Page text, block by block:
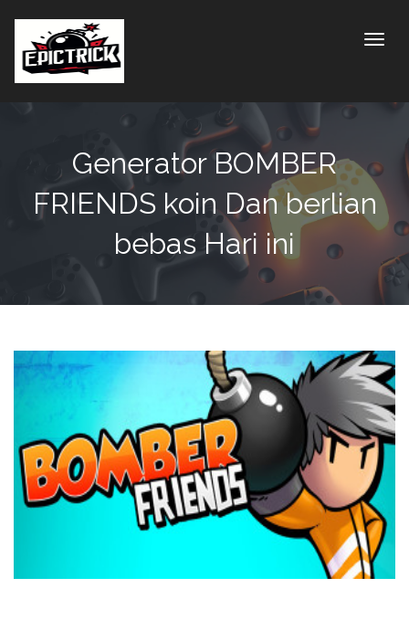
Generator BOMBER
FRIENDS koin Dan berlian
bebas Hari ini